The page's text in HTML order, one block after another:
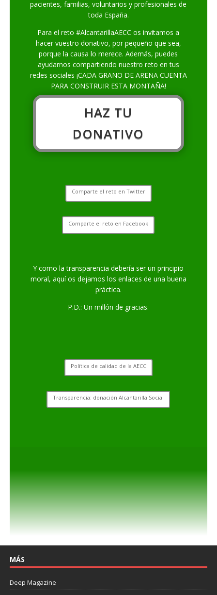
pacientes, familias, voluntarios y profesionales de
toda España.
Para el reto #AlcantarillaAECC os invitamos a
hacer vuestro donativo, por pequeño que sea,
porque la causa lo merece. Además, puedes
ayudarnos compartiendo nuestro reto en tus
redes sociales ¡CADA GRANO DE ARENA CUENTA
PARA CONSTRUIR ESTA MONTAÑA!
HAZ TU
DONATIVO
Comparte el reto en Twitter
Comparte el reto en Facebook
Y como la transparencia debería ser un principio
moral, aquí os dejamos los enlaces de una buena
práctica.
P.D.: Un millón de gracias.
Política de calidad de la AECC
Transparencia: donación Alcantarilla Social
MÁS
Deep Magazine